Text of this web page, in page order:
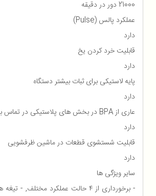
21000 دور در دقیقه
عملکرد پالس (Pulse)
دارد
قابلیت خرد کردن یخ
دارد
پایه لاستیکی برای ثبات بیشتر دستگاه
دارد
عاری از BPA در بخش های پلاستیکی در تماس با مواد غذایی
دارد
قابلیت شستشوی قطعات در ماشین ظرفشویی
دارد
سایر ویژگی ها
- برخورداری از ۴ حالت عملکرد مختلف, -